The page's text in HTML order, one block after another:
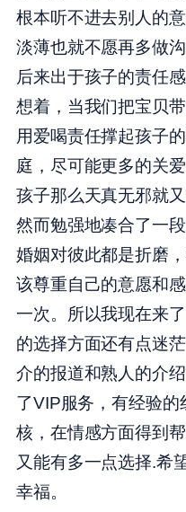
根本听不进去别人的
淡薄也就不愿再多做沟
后来出于孩子的责任
想着，当我们把宝贝
用爱喝责任撑起孩子
庭，尽可能更多的关
孩子那么天真无邪就又
然而勉强地凑合了一
婚姻对彼此都是折磨
该尊重自己的意愿和
一次。所以我现在来
的选择方面还有点迷
介的报道和熟人的介
了VIP服务，有经验
核，在情感方面得到
又能有多一点选择.希
幸福。